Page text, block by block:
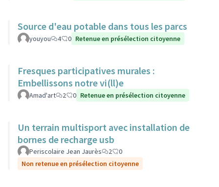
Source d'eau potable dans tous les parcs
youyou 4 0 Retenue en présélection citoyenne
Fresques participatives murales :
Embellissons notre vi(ll)e
Amad'art 2 0 Retenue en présélection citoyenne
Un terrain multisport avec installation de
bornes de recharge usb
Periscolaire Jean Jaurès 2
0
Non retenue en présélection citoyenne